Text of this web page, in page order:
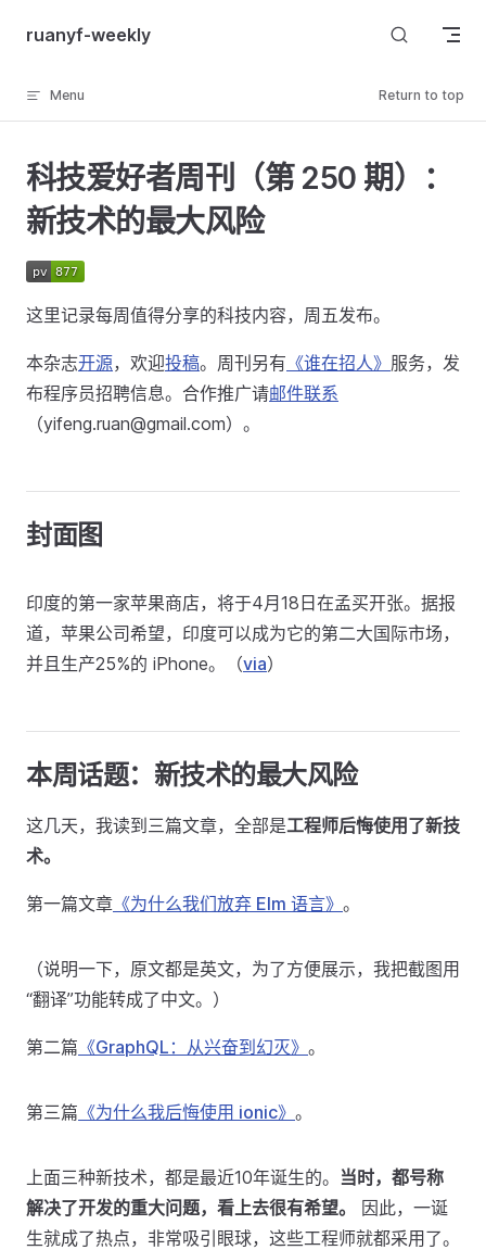
Skip to content
ruanyf-weekly
Menu Return to top
科技爱好者周刊（第 250 期）：
新技术的最大风险
这里记录每周值得分享的科技内容，周五发布。
本杂志开源，欢迎投稿。周刊另有 《谁在招人》 服务，发
布程序员招聘信息。合作推广请邮件联系
（yifeng.ruan@gmail.com）。
封面图
印度的第一家苹果商店，将于4月18日在孟买开张。据报
道，苹果公司希望，印度可以成为它的第二大国际市场，
并且生产25%的 iPhone。（via）
本周话题：新技术的最大风险
这几天，我读到三篇文章，全部是工程师后悔使用了新技
术。
第一篇文章 《为什么我们放弃 Elm 语言》 。
（说明一下，原文都是英文，为了方便展示，我把截图用
“翻译”功能转成了中文。）
第二篇 《GraphQL：从兴奋到幻灭》 。
第三篇 《为什么我后悔使用 ionic》 。
上面三种新技术，都是最近10年诞生的。 当时，都号称
解决了开发的重大问题，看上去很有希望。
因此，一诞
生就成了热点，非常吸引眼球，这些工程师就都采用了。